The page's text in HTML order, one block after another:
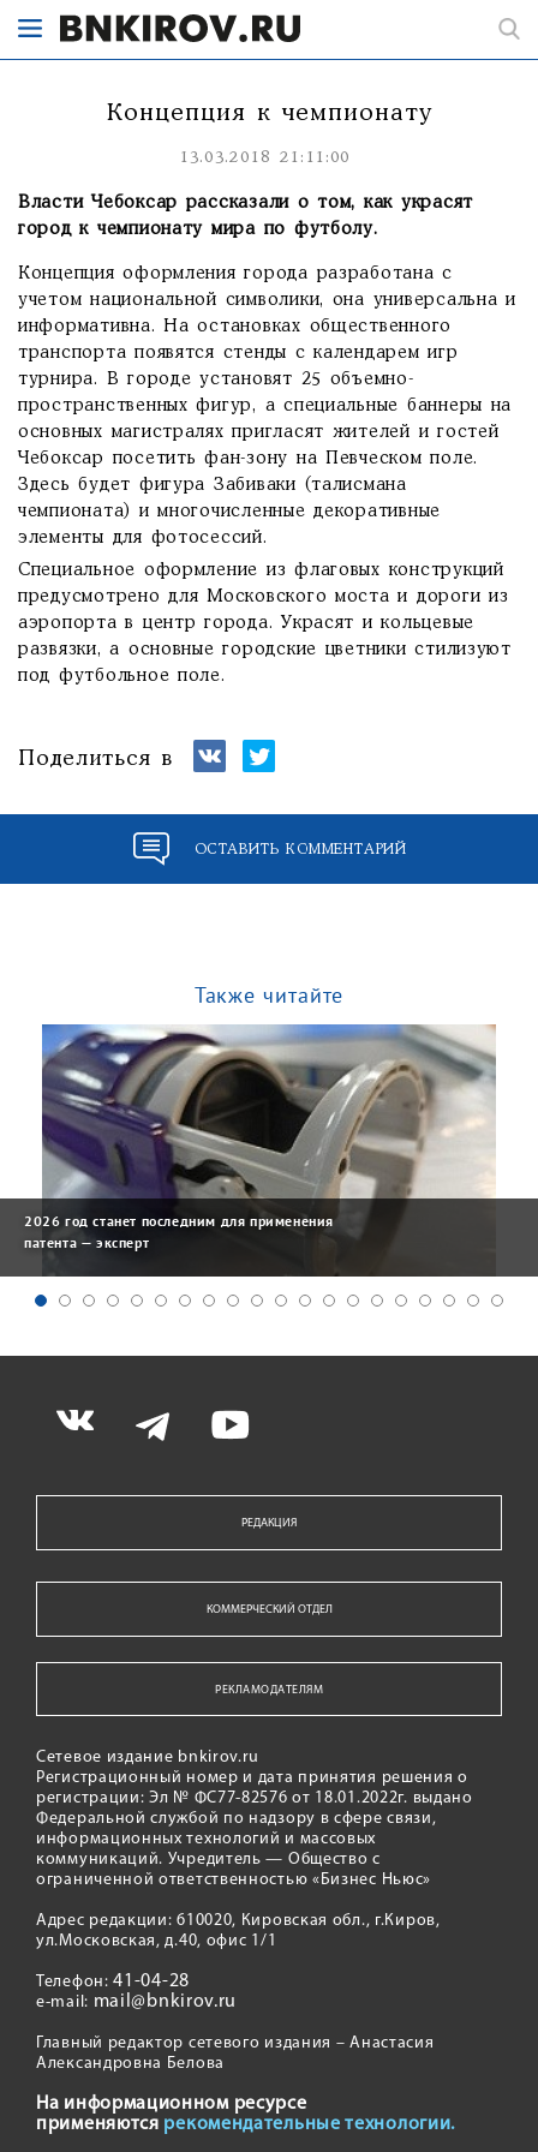
Концепция к чемпионату
13.03.2018 21:11:00
Власти Чебоксар рассказали о том, как украсят
город к чемпионату мира по футболу.
Концепция оформления города разработана с
учетом национальной символики, она универсальна и
информативна. На остановках общественного
транспорта появятся стенды с календарем игр
турнира. В городе установят 25 объемно-
пространственных фигур, а специальные баннеры на
основных магистралях пригласят жителей и гостей
Чебоксар посетить фан-зону на Певческом поле.
Здесь будет фигура Забиваки (талисмана
чемпионата) и многочисленные декоративные
элементы для фотосессий.
Специальное оформление из флаговых конструкций
предусмотрено для Московского моста и дороги из
аэропорта в центр города. Украсят и кольцевые
развязки, а основные городские цветники стилизуют
под футбольное поле.
Поделиться в
ОСТАВИТЬ КОММЕНТАРИЙ
Также читайте
2026 год станет последним для применения
патента — эксперт
РЕДАКЦИЯ
КОММЕРЧЕСКИЙ ОТДЕЛ
РЕКЛАМОДАТЕЛЯМ
Сетевое издание bnkirov.ru
Регистрационный номер и дата принятия решения о
регистрации: Эл № ФС77-82576 от 18.01.2022г. выдано
Федеральной службой по надзору в сфере связи,
информационных технологий и массовых
коммуникаций. Учредитель — Общество с
ограниченной ответственностью «Бизнес Ньюс»
Адрес редакции: 610020, Кировская обл., г.Киров,
ул.Московская, д.40, офис 1/1
Телефон:41-04-28
e-mail: mail@bnkirov.ru
Главный редактор сетевого издания – Анастасия
Александровна Белова
На информационном ресурсе
применяются рекомендательные технологии.